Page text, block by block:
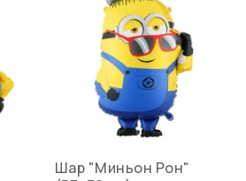
Шар "Миньон Рон"